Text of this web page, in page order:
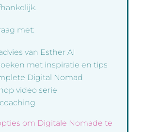
met:
van Esther AI
met inspiratie en tips
Digital Nomad
video serie
om Digitale Nomade te